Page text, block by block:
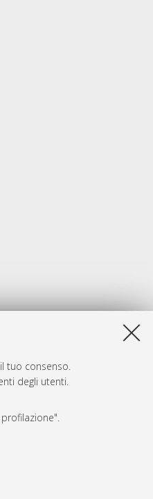
tuo consenso.
degli utenti.